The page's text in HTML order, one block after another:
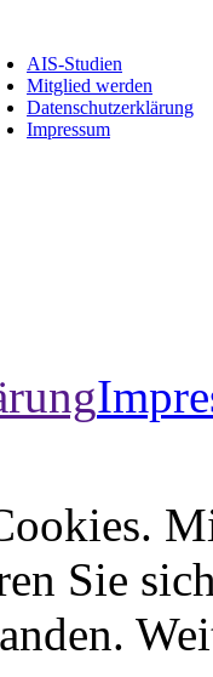
AIS-Studien
Mitglied werden
Datenschutzerklärung
Impressum
Sie